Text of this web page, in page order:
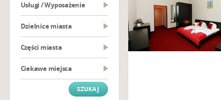
Usługi / Wyposażenie
Dzielnice miasta
Części miasta
Ciekawe miejsca